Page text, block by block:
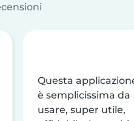
Questa
è semplicissima da
usare, super utile,